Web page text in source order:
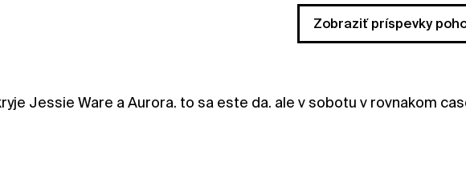
Zobraziť príspevky
Jessie Ware a Aurora. to sa este da. ale v sobotu v rovnakom